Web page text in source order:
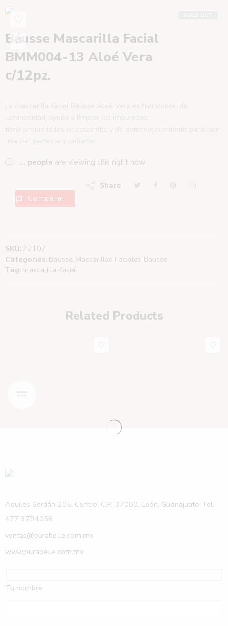
Báusse Mascarilla Facial
BMM004-13 Aloé Vera
c/12pz.
... people are viewing this right now
Comparar
Share
SKU: 27107
Categories: Bausse, Mascarillas Faciales Bausse
Tag: mascarilla-facial
Related Products
Aquiles Serdán 205, Centro, C.P. 37000, León, Guanajuato Tel.
477 3794056
ventas@purabelle.com.mx
www.purabelle.com.mx
Tu nombre